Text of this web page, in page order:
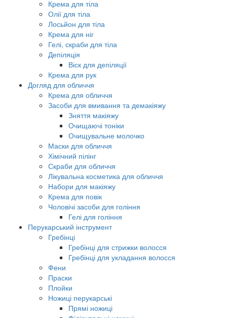
Крема для тіла
Олії для тіла
Лосьйон для тіла
Крема для ніг
Гелі, скраби для тіла
Депіляція
Віск для депіляції
Крема для рук
Догляд для обличчя
Крема для обличчя
Засоби для вмивання та демакіяжу
Зняття макіяжу
Очищаючі тоніки
Очищувальне молочко
Маски для обличчя
Хімічний пілінг
Скраби для обличчя
Лікувальна косметика для обличчя
Набори для макіяжу
Крема для повік
Чоловічі засоби для гоління
Гелі для гоління
Перукарський інструмент
Гребінці
Гребінці для стрижки волосся
Гребінці для укладання волосся
Фени
Праски
Плойки
Ножиці перукарські
Прямі ножиці